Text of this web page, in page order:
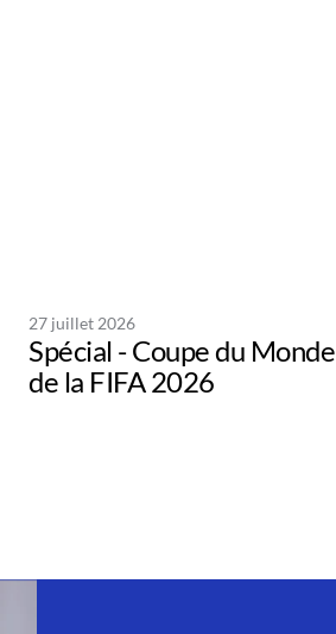
27 juillet 2026
Spécial - Coupe du Monde
de la FIFA 2026